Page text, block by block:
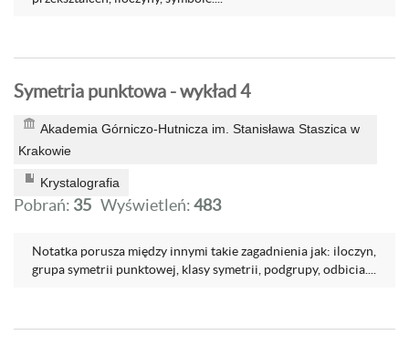
Symetria punktowa - wykład 4
Akademia Górniczo-Hutnicza im. Stanisława Staszica w
Krakowie
Krystalografia
Pobrań: 35 Wyświetleń:483
Notatka porusza między innymi takie zagadnienia jak: iloczyn,
grupa symetrii punktowej, klasy symetrii, podgrupy, odbicia....